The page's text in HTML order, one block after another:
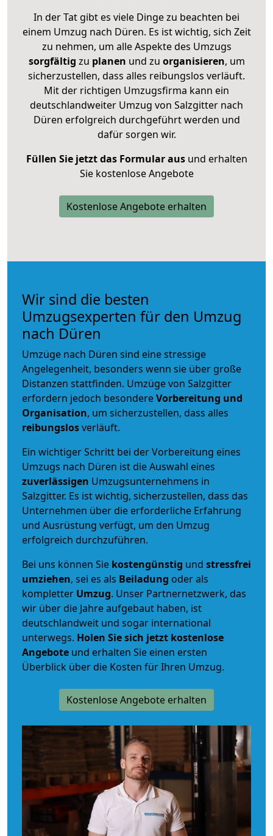
In der Tat gibt es viele Dinge zu beachten bei
einem Umzug nach Düren. Es ist wichtig, sich Zeit
zu nehmen, um alle Aspekte des Umzugs
sorgfältig zu planen und zu organisieren, um
sicherzustellen, dass alles reibungslos verläuft.
Mit der richtigen Umzugsfirma kann ein
deutschlandweiter Umzug von Salzgitter nach
Düren erfolgreich durchgeführt werden und
dafür sorgen wir.
Füllen Sie jetzt das Formular ausund erhalten
Sie kostenlose Angebote
Kostenlose Angebote erhalten
Wir sind die besten
Umzugsexperten für den Umzug
nach Düren
Umzüge nach Düren sind eine stressige
Angelegenheit, besonders wenn sie über große
Distanzen stattfinden. Umzüge von Salzgitter
erfordern jedoch besondereVorbereitung und
Organisation, um sicherzustellen, dass alles
reibungslosverläuft.
Ein wichtiger Schritt bei der Vorbereitung eines
Umzugs nach Düren ist die Auswahl eines
zuverlässigen Umzugsunternehmens in
Salzgitter. Es ist wichtig, sicherzustellen, dass das
Unternehmen über die erforderliche Erfahrung
und Ausrüstung verfügt, um den Umzug
erfolgreich durchzuführen.
Bei uns können Sie kostengünstig und stressfrei
umziehen, sei es als Beiladung oder als
kompletter Umzug. Unser Partnernetzwerk, das
wir über die Jahre aufgebaut haben, ist
deutschlandweit und sogar international
unterwegs. Holen Sie sich jetzt kostenlose
Angebote und erhalten Sie einen ersten
Überblick über die Kosten für Ihren Umzug.
Kostenlose Angebote erhalten